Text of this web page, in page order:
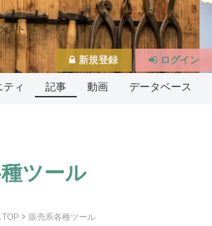
ティ 記事 動画 データベース
ツール
TOP 販売系各種ツール
新規登録 ログイン